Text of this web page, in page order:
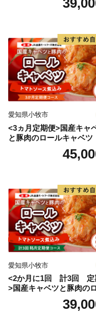
愛知県小牧市
<3ヵ月定期便>国産キャ
と豚肉のロールキャベツ
愛知県小牧市
<2か月に1回 計3回 定
>国産キャベツと豚肉の
ルキャベツ（4P入り）